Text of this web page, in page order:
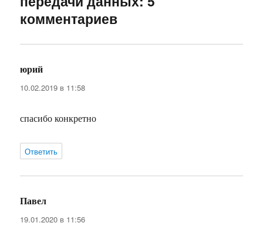
комментариев
юрий
10.02.2019 в 11:58
спасибо конкретно
Ответить
Павел
19.01.2020 в 11:56